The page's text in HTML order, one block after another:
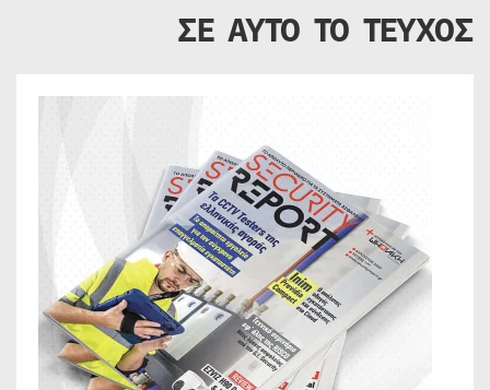
ΣΕ ΑΥΤΟ ΤΟ ΤΕΥΧΟΣ